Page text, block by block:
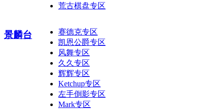
荒古棋盘专区
景麟台
赛德克专区
凯恩公爵专区
风舞专区
久久专区
辉辉专区
Ketchup专区
左手倒影专区
Mark专区